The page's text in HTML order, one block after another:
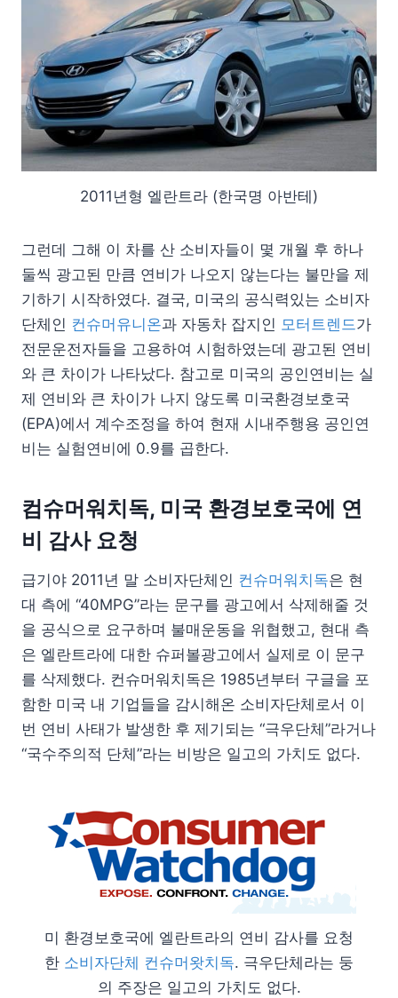
2011년형 엘란트라 (한국명 아반테)
그런데 그해 이 차를 산 소비자들이 몇 개월 후 하나
둘씩 광고된 만큼 연비가 나오지 않는다는 불만을 제
기하기 시작하였다. 결국, 미국의 공식력있는 소비자
단체인 컨슈머유니온과 자동차 잡지인 모터트렌드가
전문운전자들을 고용하여 시험하였는데 광고된 연비
와 큰 차이가 나타났다. 참고로 미국의 공인연비는 실
제 연비와 큰 차이가 나지 않도록 미국환경보호국
(EPA)에서 계수조정을 하여 현재 시내주행용 공인연
비는 실험연비에 0.9를 곱한다.
컴슈머워치독, 미국 환경보호국에 연
비 감사 요청
급기야 2011년 말 소비자단체인 컨슈머워치독은 현
대 측에 “40MPG”라는 문구를 광고에서 삭제해줄 것
을 공식으로 요구하며 불매운동을 위협했고, 현대 측
은 엘란트라에 대한 슈퍼볼광고에서 실제로 이 문구
를 삭제했다. 컨슈머워치독은 1985년부터 구글을 포
함한 미국 내 기업들을 감시해온 소비자단체로서 이
번 연비 사태가 발생한 후 제기되는 “극우단체”라거나
“국수주의적 단체”라는 비방은 일고의 가치도 없다.
미 환경보호국에 엘란트라의 연비 감사를 요청
한 소비자단체 컨슈머왓치독. 극우단체라는 둥
의 주장은 일고의 가치도 없다.